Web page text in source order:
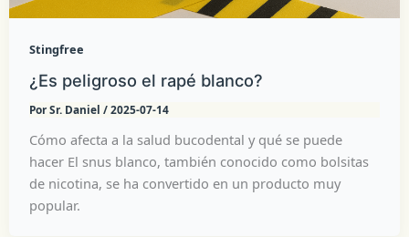
Stingfree
¿Es peligroso el rapé blanco?
PorSr. Daniel /2025-07-14
Cómo afecta a la salud bucodental y qué se puede
hacer El snus blanco, también conocido como bolsitas
de nicotina, se ha convertido en un producto muy
popular.